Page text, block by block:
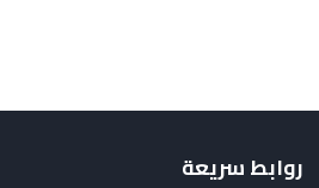
روابط سريعة